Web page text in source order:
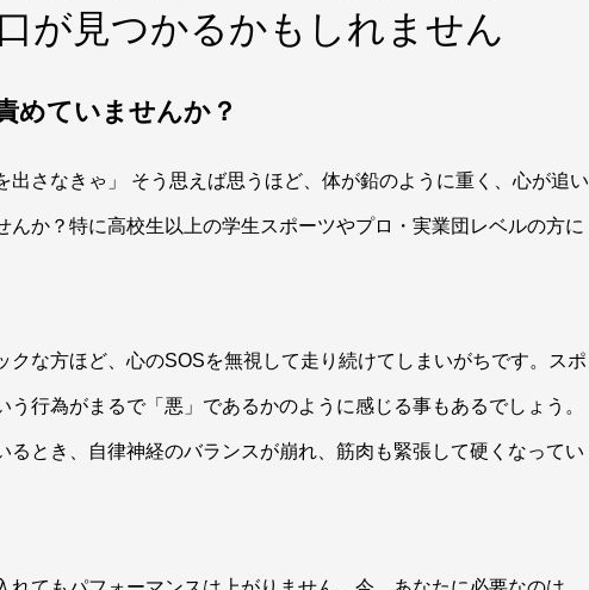
が見つかるかもしれません
めていませんか？
出さなきゃ」 そう思えば思うほど、体が鉛のように重く、心が追い
んか？特に高校生以上の学生スポーツやプロ・実業団レベルの方に
クな方ほど、心のSOSを無視して走り続けてしまいがちです。スポ
行為がまるで「悪」であるかのように感じる事もあるでしょう。
るとき、自律神経のバランスが崩れ、筋肉も緊張して硬くなってい